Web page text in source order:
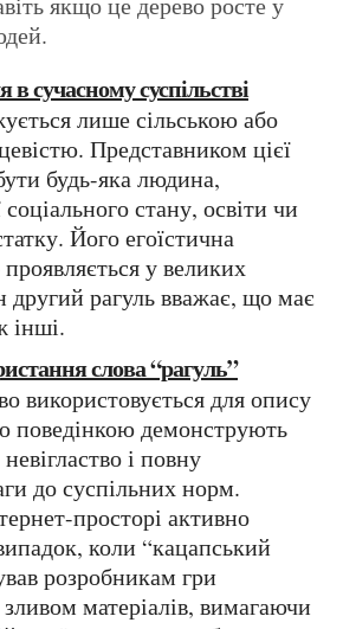
в сучасному суспільстві
Представником цієї
будь-яка людина,
соціального стану, освіти чи
Його егоїстична
у великих
другий рагуль вважає, що має
інші.
слова “рагуль”
поведінкою демонструють
і повну
до суспільних норм.
просторі активно
коли “кацапський
розробникам гри
матеріалів, вимагаючи